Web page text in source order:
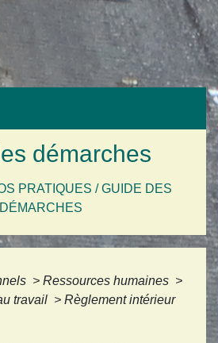
démarches
PRATIQUES /GUIDE DES
DÉMARCHES
> Ressources humaines >
travail > Règlement intérieur